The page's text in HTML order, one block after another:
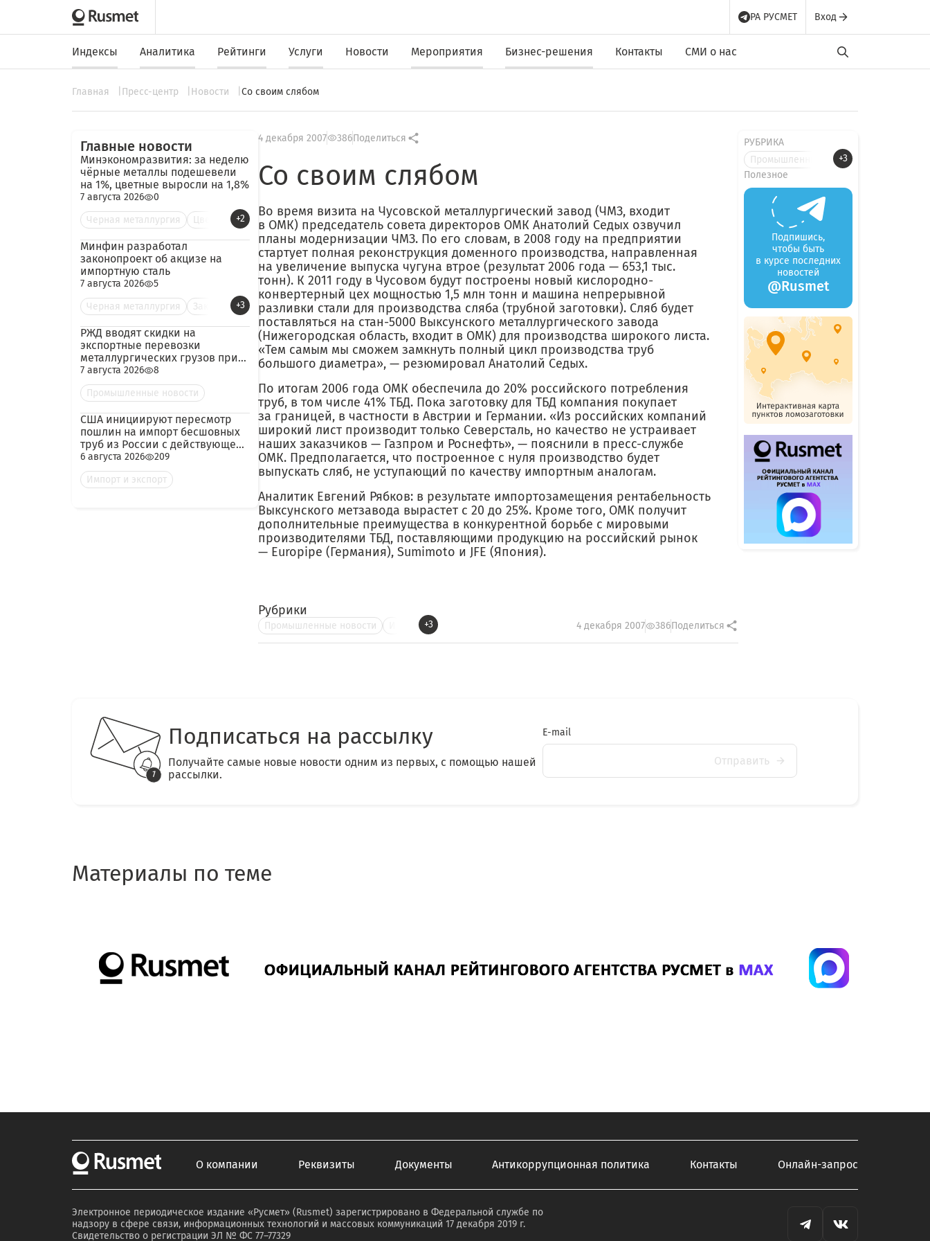
РА РУСМЕТ Вход
Индексы Аналитика Рейтинги Услуги Новости Мероприятия Бизнес-решения Контакты СМИ о нас
Главная Пресс-центр Новости Со своим слябом
Главные новости
Минэкономразвития: за неделю
чёрные металлы подешевели
на 1%, цветные выросли на 1,8%
7 августа 2026
0
Черная металлургия
Цве +2
Минфин разработал
законопроект об акцизе на
импортную сталь
7 августа 2026
5
Черная металлургия
Зак +3
РЖД вводят скидки на
экспортные перевозки
металлургических грузов при
гарантированных объёмах
7 августа 2026
8
Промышленные новости
США инициируют пересмотр
пошлин на импорт бесшовных
труб из России с действующей
ставкой 209,72%
6 августа 2026
209
Импорт и экспорт
4 декабря 2007 386Поделиться
Со своим слябом
Во время визита на Чусовской металлургический завод (ЧМЗ, входит
в ОМК) председатель совета директоров ОМК Анатолий Седых озвучил
планы модернизации ЧМЗ. По его словам, в 2008 году на предприятии
стартует полная реконструкция доменного производства, направленная
на увеличение выпуска чугуна втрое (результат 2006 года — 653,1 тыс.
тонн). К 2011 году в Чусовом будут построены новый кислородно-
конвертерный цех мощностью 1,5 млн тонн и машина непрерывной
разливки стали для производства сляба (трубной заготовки). Сляб будет
поставляться на стан-5000 Выксунского металлургического завода
(Нижегородская область, входит в ОМК) для производства широкого листа.
«Тем самым мы сможем замкнуть полный цикл производства труб
большого диаметра», — резюмировал Анатолий Седых.
По итогам 2006 года ОМК обеспечила до 20% российского потребления
труб, в том числе 41% ТБД. Пока заготовку для ТБД компания покупает
за границей, в частности в Австрии и Германии. «Из российских компаний
широкий лист производит только Северсталь, но качество не устраивает
наших заказчиков — Газпром и Роснефть», — пояснили в пресс-службе
ОМК. Предполагается, что построенное с нуля производство будет
выпускать сляб, не уступающий по качеству импортным аналогам.
Аналитик Евгений Рябков: в результате импортозамещения рентабельность
Выксунского метзавода вырастет с 20 до 25%. Кроме того, ОМК получит
дополнительные преимущества в конкурентной борьбе с мировыми
производителями ТБД, поставляющими продукцию на российский рынок
— Europipe (Германия), Sumimoto и JFE (Япония).
Рубрики
Промышленные новости +3 4 декабря 2007 386Поделиться
РУБРИКА
Промышленные новости
+3
Полезное
Подпишись,
чтобы быть
в курсе последних
новостей
@Rusmet
Подписаться на рассылку
Получайте самые новые новости одним из первых, с помощью нашей
рассылки.
E-mail
Отправить
Материалы по теме
О компании Реквизиты Документы Антикоррупционная политика Контакты Онлайн-запрос
Электронное периодическое издание «Русмет» (Rusmet) зарегистрировано в Федеральной службе по
надзору в сфере связи, информационных технологий и массовых коммуникаций 17 декабря 2019 г.
Свидетельство о регистрации ЭЛ № ФС 77–77329